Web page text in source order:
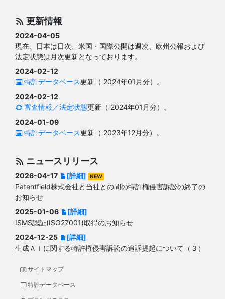
更新情報
2024-04-05
現在、日本は日次、米国・国際公開は週次、欧州公報および
法定状態は月次更新となっております。
2024-02-12
特許データベース更新（ 2024年01月分）。
2024-02-12
審査情報／法定状態更新（ 2024年01月分）。
2024-01-09
特許データベース更新（ 2023年12月分）。
ニュースリリース
2026-04-17 [詳細] NEW
Patentfield株式会社と当社との間の特許権侵害訴訟の終了の
お知らせ
2025-01-06
[詳細]
ISMS認証(ISO27001)取得のお知らせ
2024-12-25
[詳細]
生成ＡＩに関する特許権侵害訴訟の追訴提起について（３）
サイトマップ
特許データベース